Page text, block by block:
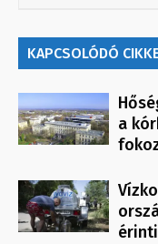
KAPCSOLÓDÓ
a